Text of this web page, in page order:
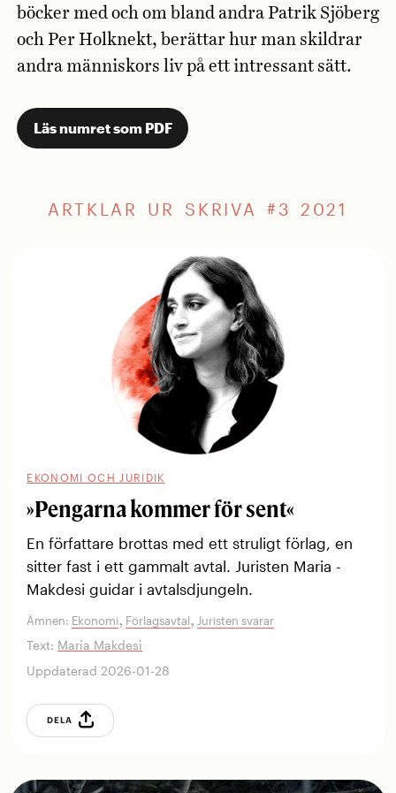
böcker med och om bland andra Patrik Sjöberg
och Per Holknekt, berättar hur man skildrar
andra människors liv på ett intressant sätt.
Läs numret som PDF
ARTKLAR UR SKRIVA #3 2021
EKONOMI OCH JURIDIK
»Pengarna ­kommer för sent«
En författare brottas med ett struligt förlag, en
sitter fast i ett ­gammalt avtal. Juristen Maria ­
Makdesi guidar i avtalsdjungeln.
Ämnen: Ekonomi, Förlagsavtal,Juristen svarar
Text: Maria Makdesi
Uppdaterad 2026-01-28
DELA